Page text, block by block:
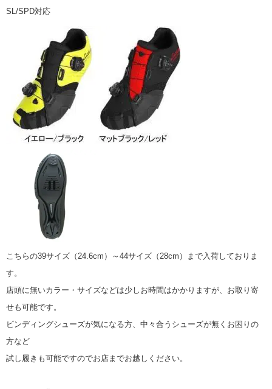
SL/SPD対応
こちらの39サイズ（24.6cm）～44サイズ（28cm）まで入荷しておりま
す。
店頭に無いカラー・サイズなどは少しお時間はかかりますが、お取り寄
せも可能です。
ビンディングシューズが気になる方、中々合うシューズが無くお困りの
方など
試し履きも可能ですのでお店までお越しください。